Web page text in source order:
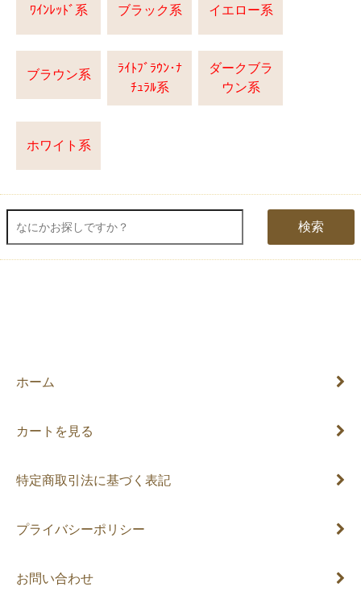
ﾜｲﾝﾚｯﾄﾞ系 ブラック系 イエロー系
ブラウン系
ﾗｲﾄﾌﾞﾗｳﾝ･ﾅ
ﾁｭﾗﾙ系
ダークブラ
ウン系
ホワイト系
検索
ホーム
カートを見る
特定商取引法に基づく表記
プライバシーポリシー
お問い合わせ